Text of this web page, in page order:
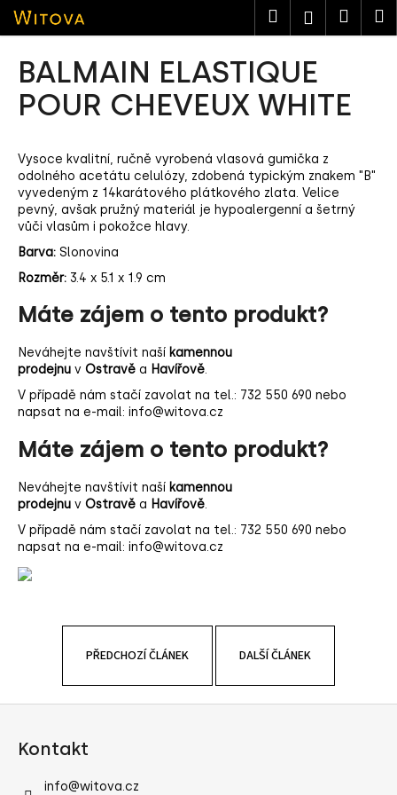
Přejít
obsah
HledatPřihlášení
BALMAIN ELASTIQUE
POUR CHEVEUX WHITE
Vysoce kvalitní, ručně vyrobená vlasová gumička z
odolného acetátu celulózy, zdobená typickým znakem "B"
vyvedeným z 14karátového plátkového zlata. Velice
pevný, avšak pružný materiál je hypoalergenní a šetrný
vůči vlasům i pokožce hlavy.
Barva: Slonovina
Rozměr: 3.4 x 5.1 x 1.9 cm
Máte zájem o tento produkt?
Neváhejte navštívit naší kamennou
prodejnu v Ostravě a Havířově.
V případě nám stačí zavolat na tel.: 732 550 690 nebo
napsat na e-mail: info@witova.cz
Máte zájem o tento produkt?
Neváhejte navštívit naší kamennou
prodejnu v Ostravě a Havířově.
V případě nám stačí zavolat na tel.: 732 550 690 nebo
napsat na e-mail: info@witova.cz
PŘEDCHOZÍ ČLÁNEK DALŠÍ ČLÁNEK
o
C
o
o
t
ř
e
b
u
j
e
t
e
n
a
j
t
?
o
o
r
Kontakt
info@witova.cz